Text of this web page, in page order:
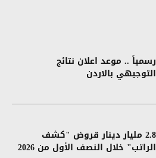
رسمياً .. موعد اعلان نتائج
التوجيهي بالاردن
2.8 مليار دينار قروض "كشف
الراتب" خلال النصف الأول من 2026